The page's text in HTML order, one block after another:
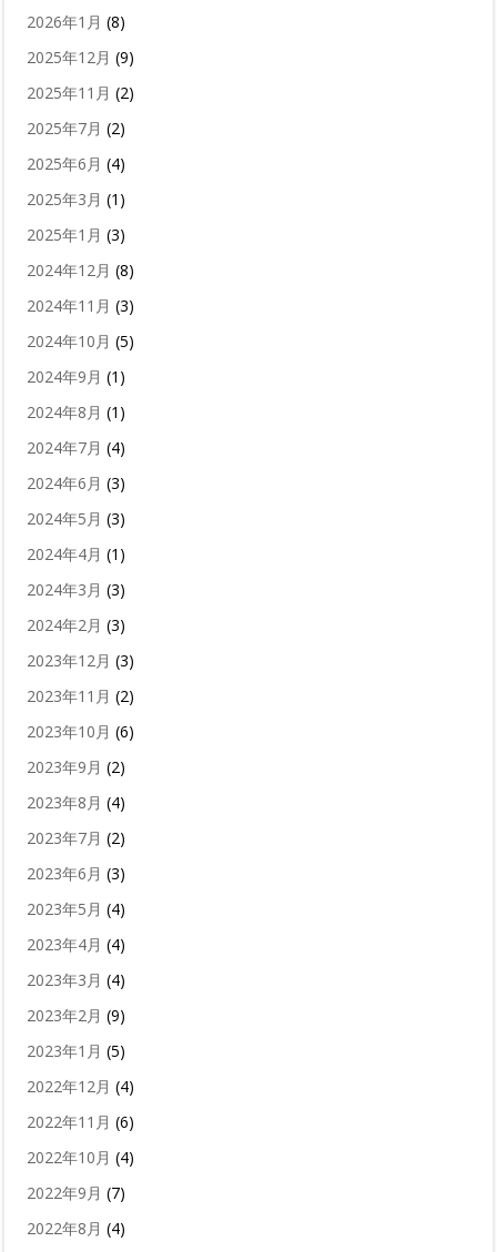
2026年1月 (8)
2025年12月 (9)
2025年11月 (2)
2025年7月 (2)
2025年6月 (4)
2025年3月 (1)
2025年1月 (3)
2024年12月 (8)
2024年11月 (3)
2024年10月 (5)
2024年9月 (1)
2024年8月 (1)
2024年7月 (4)
2024年6月 (3)
2024年5月 (3)
2024年4月 (1)
2024年3月 (3)
2024年2月 (3)
2023年12月 (3)
2023年11月 (2)
2023年10月 (6)
2023年9月 (2)
2023年8月 (4)
2023年7月 (2)
2023年6月 (3)
2023年5月 (4)
2023年4月 (4)
2023年3月 (4)
2023年2月 (9)
2023年1月 (5)
2022年12月 (4)
2022年11月 (6)
2022年10月 (4)
2022年9月 (7)
2022年8月 (4)